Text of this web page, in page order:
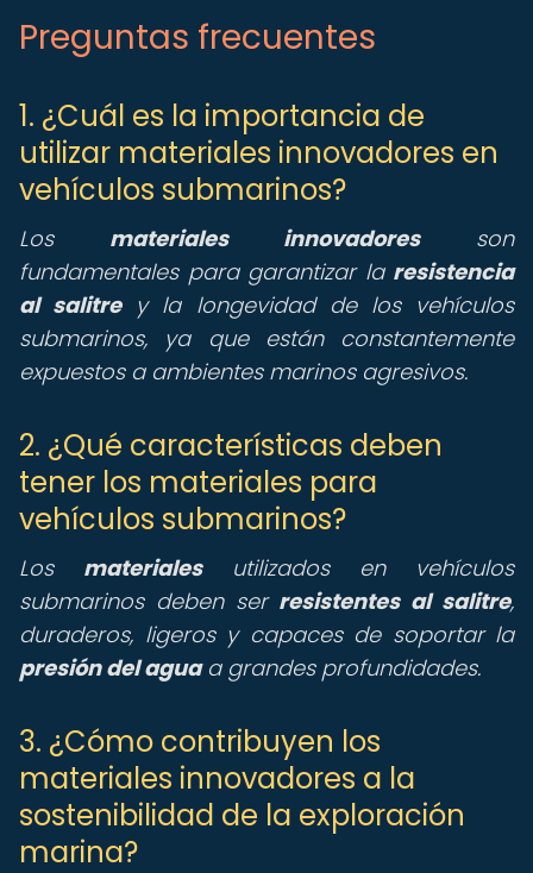
Preguntas frecuentes
1. ¿Cuál es la importancia de
utilizar materiales innovadores en
vehículos submarinos?
Los materiales innovadoresson
fundamentales para garantizar la resistencia
al salitrey la longevidad de los vehículos
submarinos, ya que están constantemente
expuestos a ambientes marinos agresivos.
2. ¿Qué características deben
tener los materiales para
vehículos submarinos?
Los materialesutilizados en vehículos
submarinos deben ser resistentes al salitre,
duraderos, ligeros y capaces de soportar la
presión del aguaa grandes profundidades.
3. ¿Cómo contribuyen los
materiales innovadores a la
sostenibilidad de la exploración
marina?